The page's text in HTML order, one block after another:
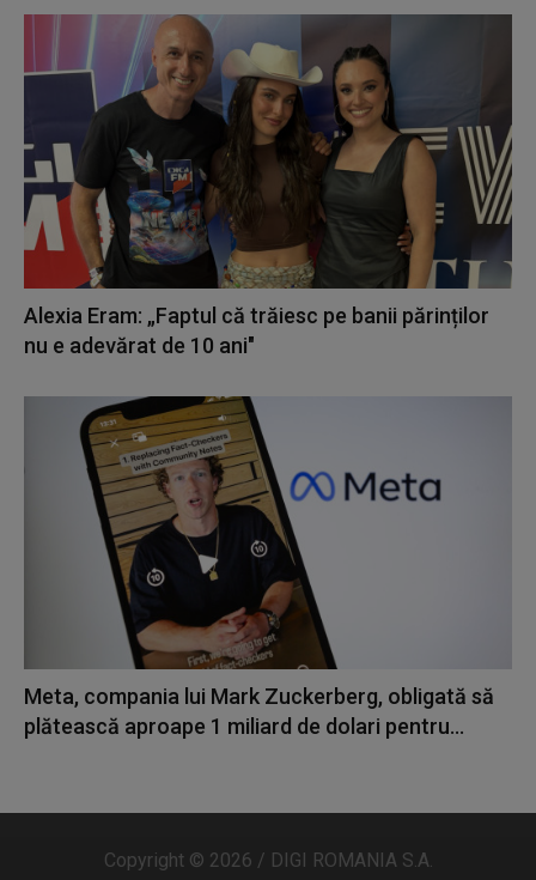
Alexia Eram: „Faptul că trăiesc pe banii părinților
nu e adevărat de 10 ani"
Meta, compania lui Mark Zuckerberg, obligată să
plătească aproape 1 miliard de dolari pentru...
Copyright © 2026 / DIGI ROMANIA S.A.